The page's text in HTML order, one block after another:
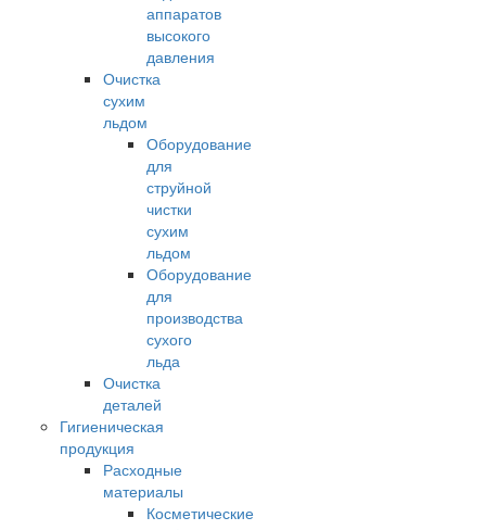
аппаратов
высокого
давления
Очистка
сухим
льдом
Оборудование
для
струйной
чистки
сухим
льдом
Оборудование
для
производства
сухого
льда
Очистка
деталей
Гигиеническая
продукция
Расходные
материалы
Косметические